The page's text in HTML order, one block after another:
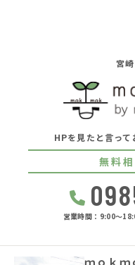
宮
HPを見たと言っ
無料
営業時間：9:00〜
ｍｏｋｍ